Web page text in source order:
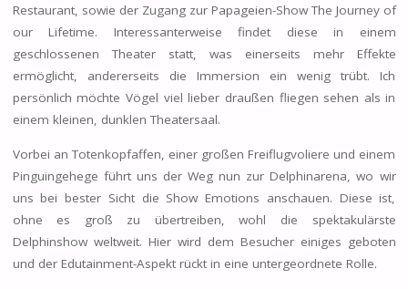
Restaurant, sowie der Zugang zur Papageien-Show The Journey of
our Lifetime. Interessanterweise findet diese in einem
geschlossenen Theater statt, was einerseits mehr Effekte
ermöglicht, andererseits die Immersion ein wenig trübt. Ich
persönlich möchte Vögel viel lieber draußen fliegen sehen als in
einem kleinen, dunklen Theatersaal.
Vorbei an Totenkopfaffen, einer großen Freiflugvoliere und einem
Pinguingehege führt uns der Weg nun zur Delphinarena, wo wir
uns bei bester Sicht die Show Emotions anschauen. Diese ist,
ohne es groß zu übertreiben, wohl die spektakulärste
Delphinshow weltweit. Hier wird dem Besucher einiges geboten
und der Edutainment-Aspekt rückt in eine untergeordnete Rolle.